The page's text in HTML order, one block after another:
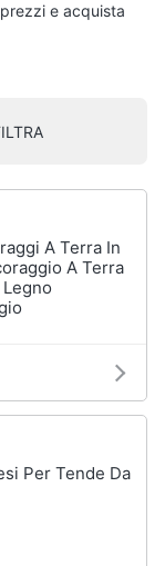
e acquista
A Terra In
A Terra
Per Tende Da